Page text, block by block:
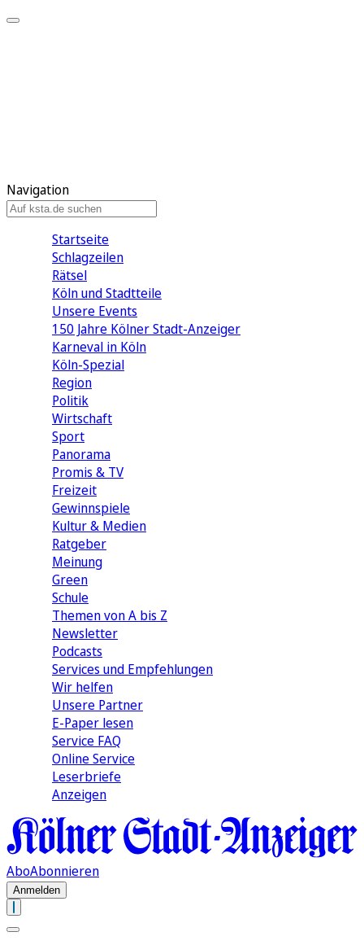
Navigation
Startseite
Schlagzeilen
Rätsel
Köln und Stadtteile
Unsere Events
150 Jahre Kölner Stadt-Anzeiger
Karneval in Köln
Köln-Spezial
Region
Politik
Wirtschaft
Sport
Panorama
Promis & TV
Freizeit
Gewinnspiele
Kultur & Medien
Ratgeber
Meinung
Green
Schule
Themen von A bis Z
Newsletter
Podcasts
Services und Empfehlungen
Wir helfen
Unsere Partner
E-Paper lesen
Service FAQ
Online Service
Leserbriefe
Anzeigen
AboAbonnieren
Anmelden